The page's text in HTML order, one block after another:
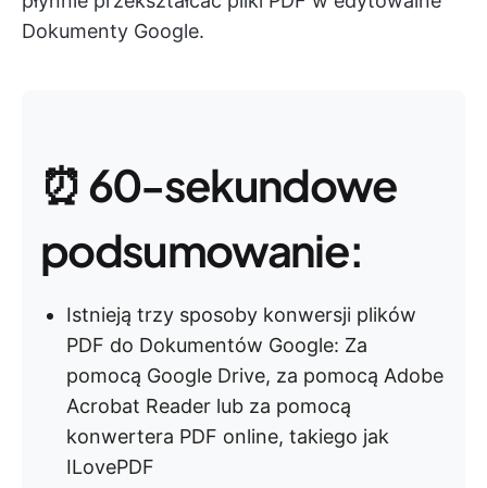
Dokumenty Google.
⏰ 60-sekundowe
podsumowanie:
Istnieją trzy sposoby konwersji plików
PDF do Dokumentów Google: Za
pomocą Google Drive, za pomocą Adobe
Acrobat Reader lub za pomocą
konwertera PDF online, takiego jak
ILovePDF